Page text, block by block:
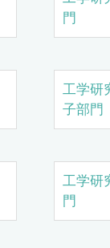
門
工学研
子部門
工学研
門